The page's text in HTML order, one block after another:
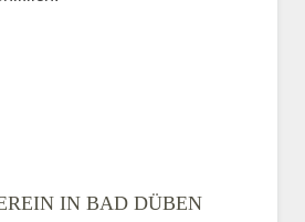
IN BAD DÜBEN